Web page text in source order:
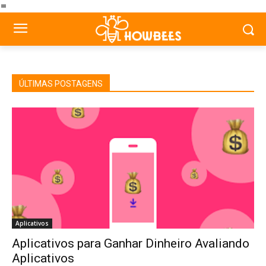
=
ÚLTIMAS POSTAGENS
Aplicativos
Aplicativos para Ganhar Dinheiro Avaliando
Aplicativos